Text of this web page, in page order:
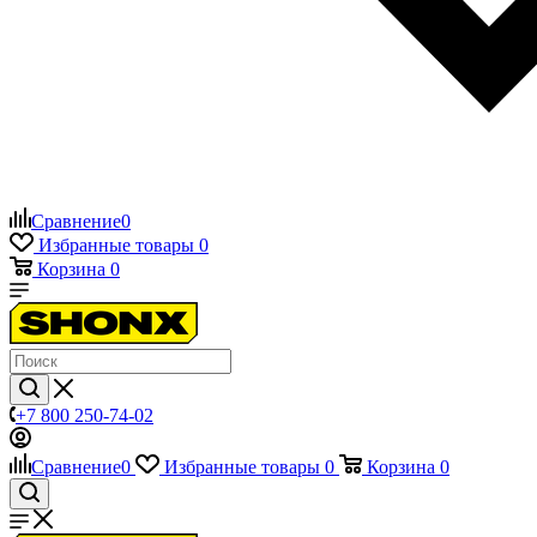
Сравнение0
Избранные товары 0
Корзина 0
+7 800 250-74-02
Сравнение0 Избранные товары 0 Корзина 0